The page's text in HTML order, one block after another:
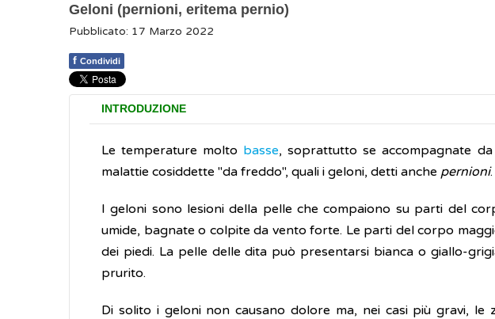
Geloni (pernioni, eritema pernio)
Pubblicato: 17 Marzo 2022
f Condividi
INTRODUZIONE
Le temperature molto basse, soprattutto se accompagnate
malattie cosiddette "da freddo", quali i geloni, detti anche pernioni.
I geloni sono lesioni della pelle che compaiono su parti del
umide, bagnate o colpite da vento forte. Le parti del corpo
dei piedi. La pelle delle dita può presentarsi bianca o giallo-
prurito.
Di solito i geloni non causano dolore ma, nei casi più gravi,